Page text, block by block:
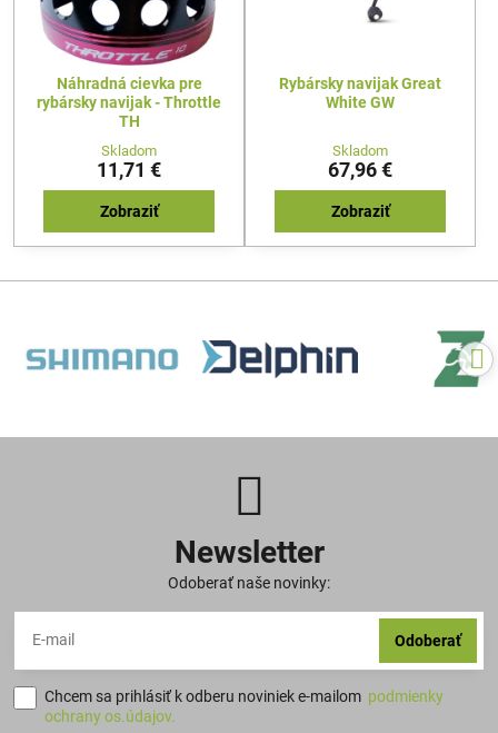
Náhradná cievka pre
rybársky navijak - Throttle
TH
Skladom
11,71 €
Zobraziť
Rybársky navijak Great
White GW
Skladom
67,96 €
Zobraziť
Newsletter
Odoberať naše novinky:
Odoberať
Chcem sa prihlásiť k odberu noviniek e-mailom podmienky
ochrany os.údajov.